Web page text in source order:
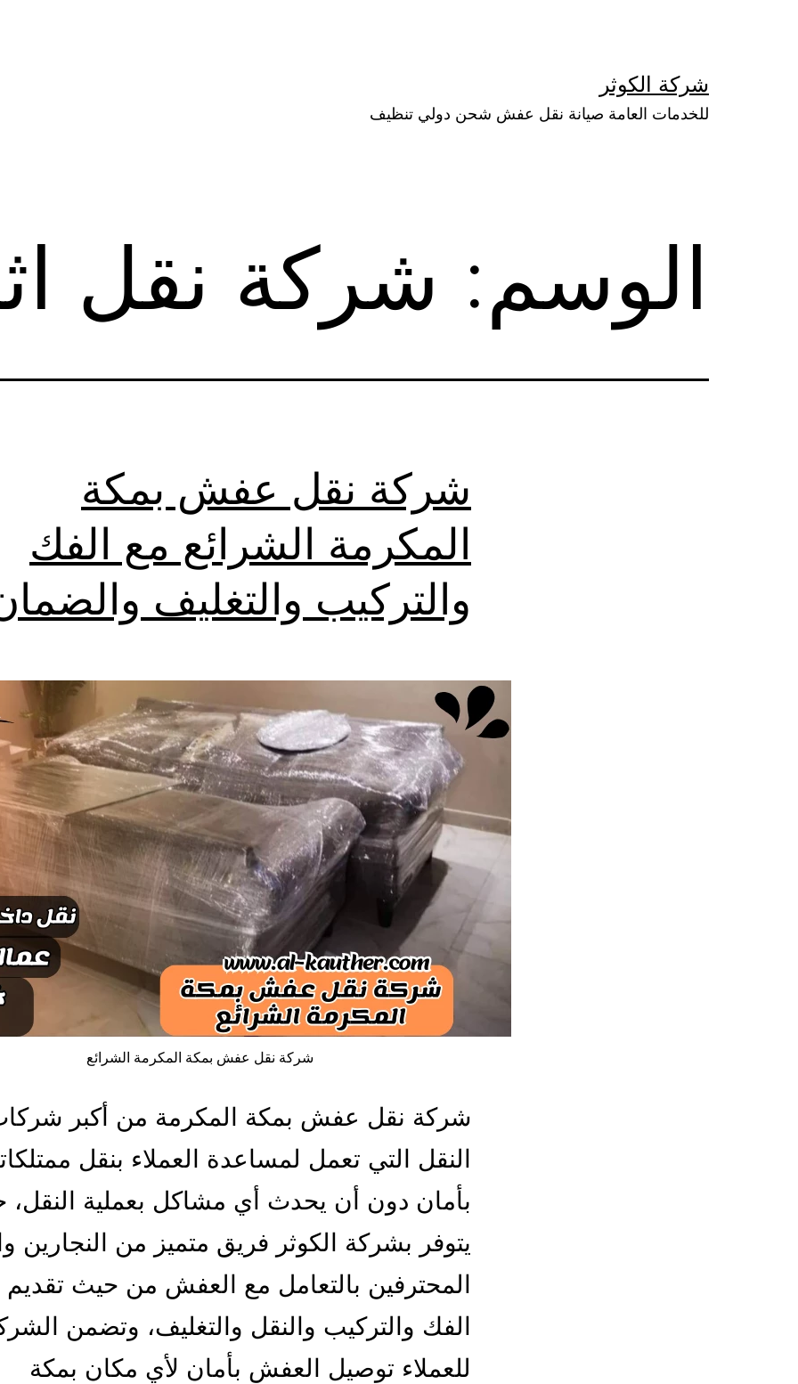
شركة الكوثر
للخدمات العامة صيانة نقل عفش شحن دولي تنظيف
الوسم: شركة نقل
شركة نقل عفش بمكة
المكرمة الشرائع مع الفك
والتركيب والتغليف
شركة نقل عفش بمكة المكرمة الشرائع
شركة نقل عفش بمكة المكرمة من أكبر
النقل التي تعمل لمساعدة العملاء بنقل
بأمان دون أن يحدث أي مشاكل بعملية
يتوفر بشركة الكوثر فريق متميز من النجارين
المحترفين بالتعامل مع العفش من حيث
الفك والتركيب والنقل والتغليف، وتضمن
للعملاء توصيل العفش بأمان لأي مكان بمكة